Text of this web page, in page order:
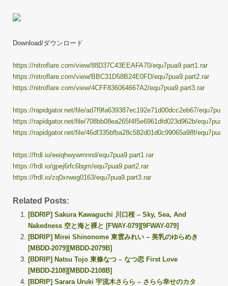
Download/ダウンロード
https://nitroflare.com/view/88D37C43EEAFA70/equ7pua9.part1.rar
https://nitroflare.com/view/BBC31D58B24E0FD/equ7pua9.part2.rar
https://nitroflare.com/view/4CFF836064667A2/equ7pua9.part3.rar
https://rapidgator.net/file/ad7f9fa639387ec192e71d00dcc2eb67/
https://rapidgator.net/file/708bb08ea265f4f5e6961dfd023d962b/
https://rapidgator.net/file/46df335bfba28c582d01d0c99065a98f/
https://frdl.io/eeiqhwywmnnd/equ7pua9.part1.rar
https://frdl.io/gpej6rfc6bgm/equ7pua9.part2.rar
https://frdl.io/zq0xrweg0163/equ7pua9.part3.rar
Related Posts:
[BDRIP] Sakura Kawaguchi 川口桜 – Sky, Sea, And
Nakedness 空と海と裸と [FWAY-079][9FWAY-079]
[BDRIP] Mirei Shinonome 東雲みれい – 美乳のゆらめき
[MBDD-2079][MBDD-2079B]
[BDRIP] Natsu Tojo 東條なつ – なつ恋 First Love
[MBDD-2108][MBDD-2108B]
[BDRIP] Sarara Uruki 宇流木さらら – さらら幸せのカタ